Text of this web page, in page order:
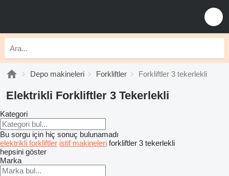
Depo makineleri Forkliftler Forkliftler 3 tekerlekli
Elektrikli Forkliftler 3 Tekerlekli
Kategori
Bu sorgu için hiç sonuç bulunamadı
elektrikli forkliftler istif makineleri forkliftler 3 tekerlekli
hepsini göster
Marka